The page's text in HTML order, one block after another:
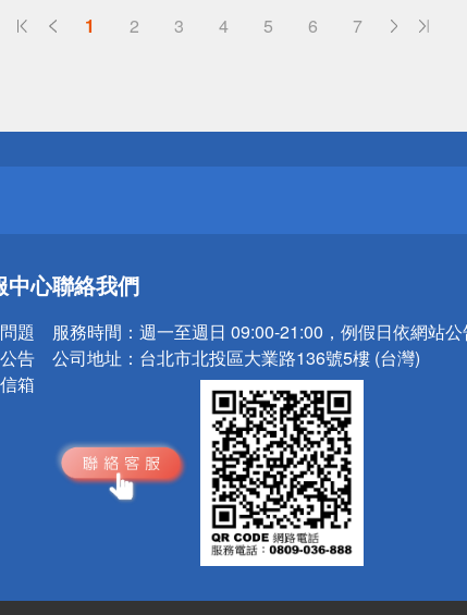
1 2 3 4 5 6 7
心！
心！
中心
題
告
箱
聯絡我們
服務時間： 週一至週日 09:00-21:00，例假日依網站
公司地址： 台北市北投區大業路136號5樓 (台灣)